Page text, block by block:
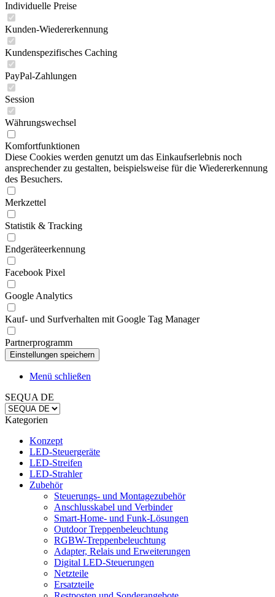
Individuelle Preise
Kunden-Wiedererkennung
Kundenspezifisches Caching
PayPal-Zahlungen
Session
Währungswechsel
Komfortfunktionen
Diese Cookies werden genutzt um das Einkaufserlebnis noch
ansprechender zu gestalten, beispielsweise für die Wiedererkennung
des Besuchers.
Merkzettel
Statistik & Tracking
Endgeräteerkennung
Facebook Pixel
Google Analytics
Kauf- und Surfverhalten mit Google Tag Manager
Partnerprogramm
Menü schließen
SEQUA DE
Kategorien
Konzept
LED-Steuergeräte
LED-Streifen
LED-Strahler
Zubehör
Steuerungs- und Montagezubehör
Anschlusskabel und Verbinder
Smart-Home- und Funk-Lösungen
Outdoor Treppenbeleuchtung
RGBW-Treppenbeleuchtung
Adapter, Relais und Erweiterungen
Digital LED-Steuerungen
Netzteile
Ersatzteile